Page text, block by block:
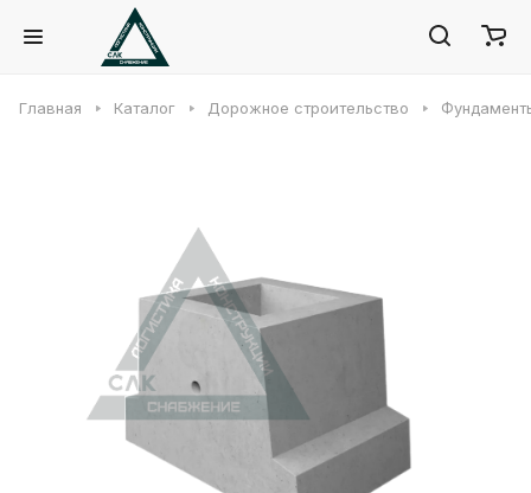
Главная Каталог Дорожное строительство